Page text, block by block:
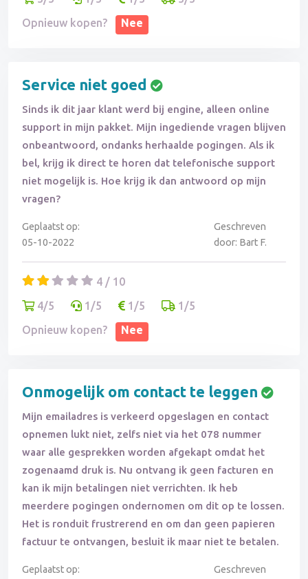
Opnieuw kopen?
Nee
Service niet goed
Sinds ik dit jaar klant werd bij engine, alleen online
support in mijn pakket. Mijn ingediende vragen blijven
onbeantwoord, ondanks herhaalde pogingen. Als ik
bel, krijg ik direct te horen dat telefonische support
niet mogelijk is. Hoe krijg ik dan antwoord op mijn
vragen?
Geplaatst op:
05-10-2022
Geschreven
door: Bart F.
4 / 10
4/5
1/5 1/5
1/5
Opnieuw kopen?
Nee
Onmogelijk om contact te leggen
Mijn emailadres is verkeerd opgeslagen en contact
opnemen lukt niet, zelfs niet via het 078 nummer
waar alle gesprekken worden afgekapt omdat het
zogenaamd druk is. Nu ontvang ik geen facturen en
kan ik mijn betalingen niet verrichten. Ik heb
meerdere pogingen ondernomen om dit op te lossen.
Het is ronduit frustrerend en om dan geen papieren
factuur te ontvangen, besluit ik maar niet te betalen.
Geplaatst op:
Geschreven